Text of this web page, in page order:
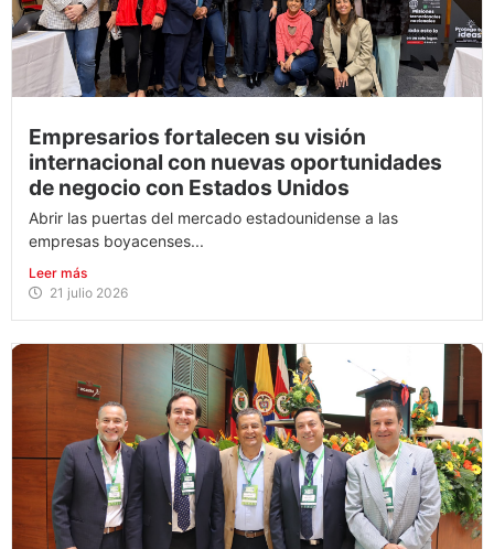
Empresarios fortalecen su visión
internacional con nuevas oportunidades
de negocio con Estados Unidos
Abrir las puertas del mercado estadounidense a las
empresas boyacenses...
Leer más
21 julio 2026